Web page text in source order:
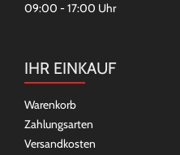
09:00 - 17:00 Uhr
IHR EINKAUF
Warenkorb
Zahlungsarten
Versandkosten